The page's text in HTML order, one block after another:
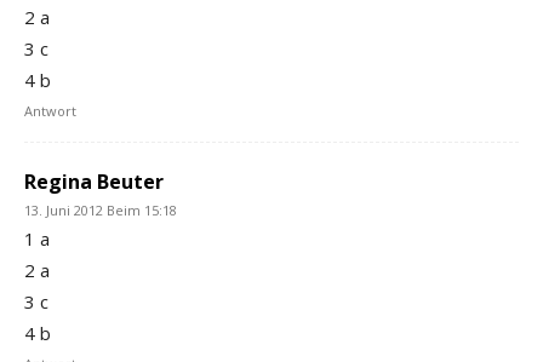
2 a
3 c
4 b
Antwort
Regina Beuter
13. Juni 2012 Beim 15:18
1 a
2 a
3 c
4 b